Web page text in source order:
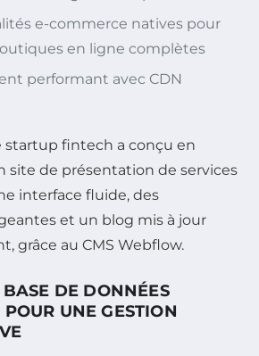
e-commerce natives pour
en ligne complètes
performant avec CDN
startup fintech a conçu en
site de présentation de services
interface fluide, des
et un blog mis à jour
grâce au CMS Webflow.
DE DONNÉES
UNE GESTION